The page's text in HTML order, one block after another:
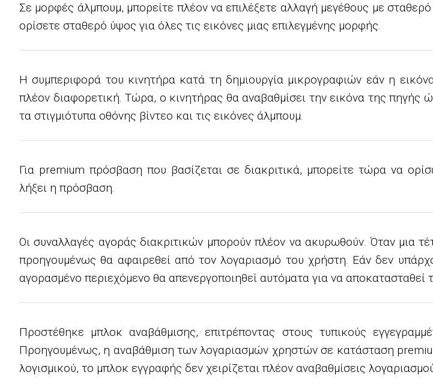
Σε μορφές άλμπουμ, μπορείτε πλέον να επιλέξετε αλλαγή μεγέθους με
ορίσετε σταθερό ύψος για όλες τις εικόνες μιας επιλεγμένης μορφής.
Η συμπεριφορά του κινητήρα κατά τη δημιουργία μικρογραφιών εάν η
πλέον διαφορετική. Τώρα, ο κινητήρας θα αναβαθμίσει την εικόνα της πηγής
τα στιγμιότυπα οθόνης βίντεο και τις εικόνες άλμπουμ.
Για premium πρόσβαση που βασίζεται σε διακριτικά, μπορείτε τώρα να
λήξει η πρόσβαση.
Οι συναλλαγές αγοράς διακριτικών μπορούν πλέον να ακυρωθούν. Όταν μια
προηγουμένως θα αφαιρεθεί από τον λογαριασμό του χρήστη. Εάν δεν
αγορασμένο περιεχόμενο θα απενεργοποιηθεί αυτόματα για να αποκατασταθεί
Προστέθηκε μπλοκ αναβάθμισης, επιτρέποντας στους τυπικούς
Προηγουμένως, η αναβάθμιση των λογαριασμών χρηστών σε κατάσταση
λογισμικού, το μπλοκ εγγραφής δεν χειρίζεται πλέον αναβαθμίσεις